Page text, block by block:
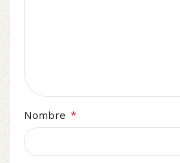
Nombre *